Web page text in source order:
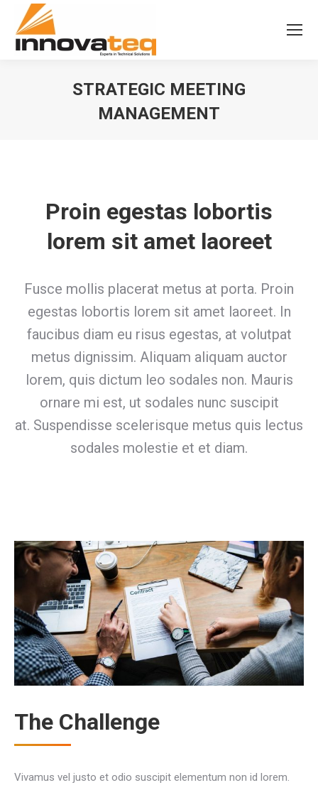
STRATEGIC MEETING
MANAGEMENT
Proin egestas lobortis
lorem sit amet laoreet
Fusce mollis placerat metus at porta. Proin
egestas lobortis lorem sit amet laoreet. In
faucibus diam eu risus egestas, at volutpat
metus dignissim. Aliquam aliquam auctor
lorem, quis dictum leo sodales non. Mauris
ornare mi est, ut sodales nunc suscipit
at. Suspendisse scelerisque metus quis lectus
sodales molestie et et diam.
The Challenge
Vivamus vel justo et odio suscipit elementum non id lorem.